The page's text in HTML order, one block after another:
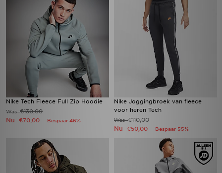
Nike Tech Fleece Full Zip Hoodie
Was€130,00
Nu €70,00 Bespaar 46%
Nike Joggingbroek van fleece
voor heren Tech
Was€110,00
Nu €50,00 Bespaar 55%